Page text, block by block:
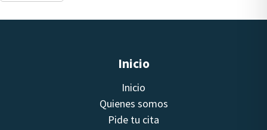
Inicio
Inicio
Quienes somos
Pide tu cita